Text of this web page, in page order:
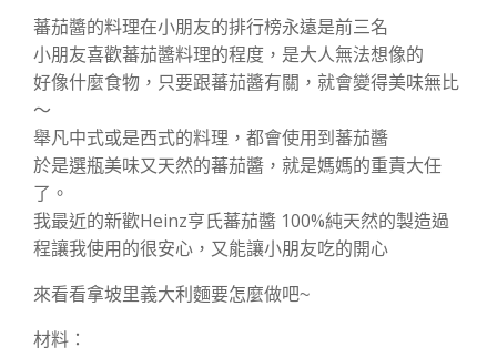
蕃茄醬的料理在小朋友的排行榜永遠是前三名
小朋友喜歡蕃茄醬料理的程度，是大人無法想像的
好像什麼食物，只要跟蕃茄醬有關，就會變得美味無比
～
舉凡中式或是西式的料理，都會使用到蕃茄醬
於是選瓶美味又天然的蕃茄醬，就是媽媽的重責大任
了。
我最近的新歡Heinz亨氏蕃茄醬 100%純天然的製造過
程讓我使用的很安心，又能讓小朋友吃的開心
來看看拿坡里義大利麵要怎麼做吧~
材料：